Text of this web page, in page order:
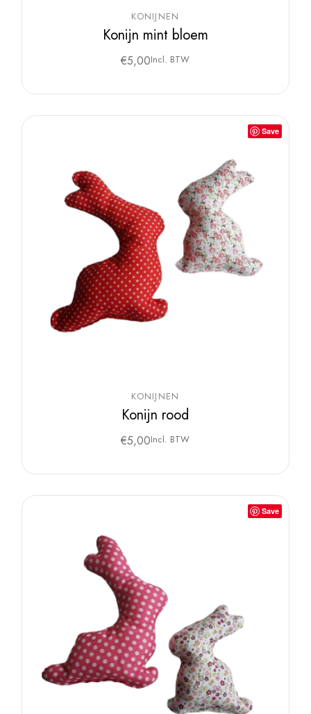
KONIJNEN
Konijn mint bloem
€5,00Incl. BTW
Save
KONIJNEN
Konijn rood
€5,00Incl. BTW
Save